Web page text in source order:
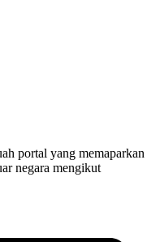
portal yang memaparkan
negara mengikut